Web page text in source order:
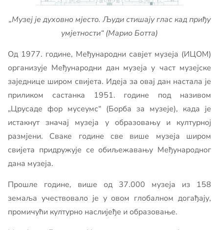
„Музеј је духовно мјесто. Људи стишају глас кад приђу
умјетности“ (Марио Ботта)
Од 1977. године, Међународни савјет музеја (ИЦОМ)
организује Међународни дан музеја у част музејске
заједнице широм свијета. Идеја за овај дан настала је
приликом састанка 1951. године под називом
„Црусаде фор мусеумс“ (Борба за музеје), када је
истакнут значај музеја у образовању и културној
размјени. Сваке године све више музеја широм
свијета придружује се обиљежавању Међународног
дана музеја.
Прошле године, више од 37.000 музеја из 158
земаља учествовало је у овом глобалном догађају,
промичући културно наслијеђе и образовање.